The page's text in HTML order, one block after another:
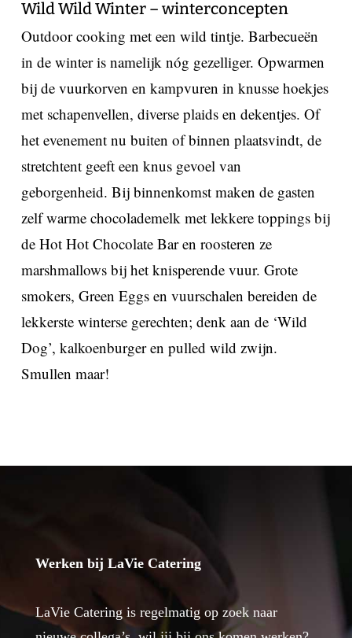
Wild Wild Winter – winterconcepten
Outdoor cooking met een wild tintje. Barbecueën
in de winter is namelijk nóg gezelliger. Opwarmen
bij de vuurkorven en kampvuren in knusse hoekjes
met schapenvellen, diverse plaids en dekentjes. Of
het evenement nu buiten of binnen plaatsvindt, de
stretchtent geeft een knus gevoel van
geborgenheid. Bij binnenkomst maken de gasten
zelf warme chocolademelk met lekkere toppings bij
de Hot Hot Chocolate Bar en roosteren ze
marshmallows bij het knisperende vuur. Grote
smokers, Green Eggs en vuurschalen bereiden de
lekkerste winterse gerechten; denk aan de ‘Wild
Dog’, kalkoenburger en pulled wild zwijn.
Smullen maar!
Werken bij LaVie Catering
LaVie Catering is regelmatig op zoek naar